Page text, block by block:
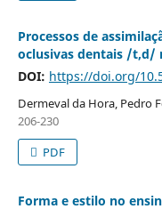
Processos de
oclusivas dentais /t,d/
DOI: https://doi.org/
Dermeval da Hora, Pedro
206-230
PDF
Forma e estilo no